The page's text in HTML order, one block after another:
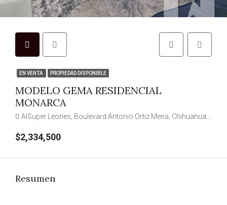
EN VENTA PROPIEDAD DISPONIBLE
MODELO GEMA RESIDENCIAL
MONARCA
AlSuper Leones, Boulevard Antonio Ortiz Mena, Chihuahua, Municipio de Chihuahua, Chihuahua, 31100, México
$2,334,500
Resumen